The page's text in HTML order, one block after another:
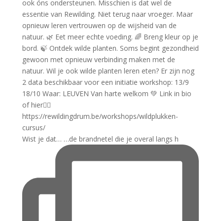
Wist je dat… …de brandnetel die je overal langs h